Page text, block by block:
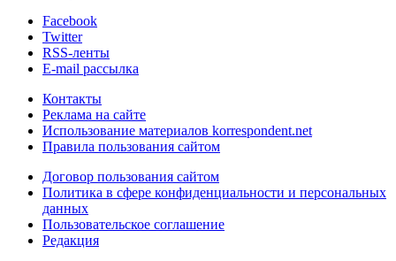
Facebook
Twitter
RSS-ленты
E-mail рассылка
Контакты
Реклама на сайте
Использование материалов korrespondent.net
Правила пользования сайтом
Договор пользования сайтом
Политика в сфере конфиденциальности и персональных
данных
Пользовательское соглашение
Редакция